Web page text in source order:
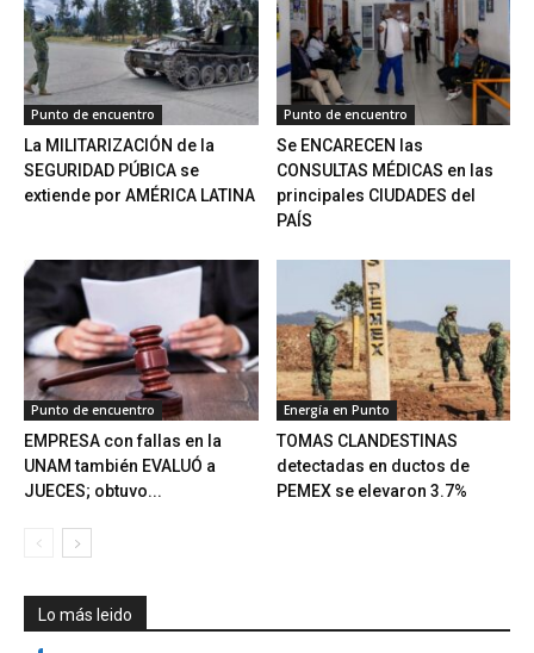
Punto de encuentro
La MILITARIZACIÓN de la
SEGURIDAD PÚBICA se
extiende por AMÉRICA LATINA
Punto de encuentro
Se ENCARECEN las
CONSULTAS MÉDICAS en las
principales CIUDADES del
PAÍS
Punto de encuentro
EMPRESA con fallas en la
UNAM también EVALUÓ a
JUECES; obtuvo...
Energía en Punto
TOMAS CLANDESTINAS
detectadas en ductos de
PEMEX se elevaron 3.7%
Lo más leido